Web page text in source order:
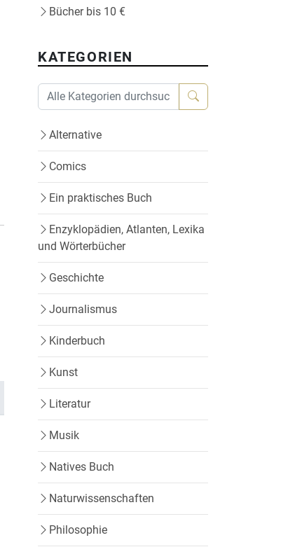
Bücher bis 10 €
KATEGORIEN
Alternative
Comics
Ein praktisches Buch
Enzyklopädien, Atlanten, Lexika
und Wörterbücher
Geschichte
Journalismus
Kinderbuch
Kunst
Literatur
Musik
Natives Buch
Naturwissenschaften
Philosophie